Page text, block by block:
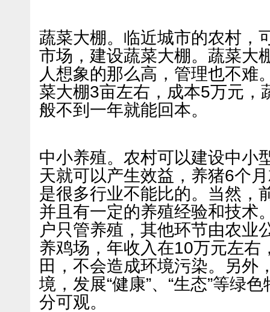
蔬菜大棚。临近城市的农村，
市场，建设蔬菜大棚。蔬菜大
人想象的那么高，管理也不难
菜大棚3亩左右，成本5万元，
般不到一年就能回本。
中小养殖。农村可以建设中小
天就可以产生效益，养猪6个
是很多行业不能比的。当然，
并且有一定的养殖经验和技术
户只管养殖，其他环节由农业
养鸡场，年收入在10万元左右
田，不会造成环境污染。另外
境，发展“健康”、“生态”等绿
分可观。